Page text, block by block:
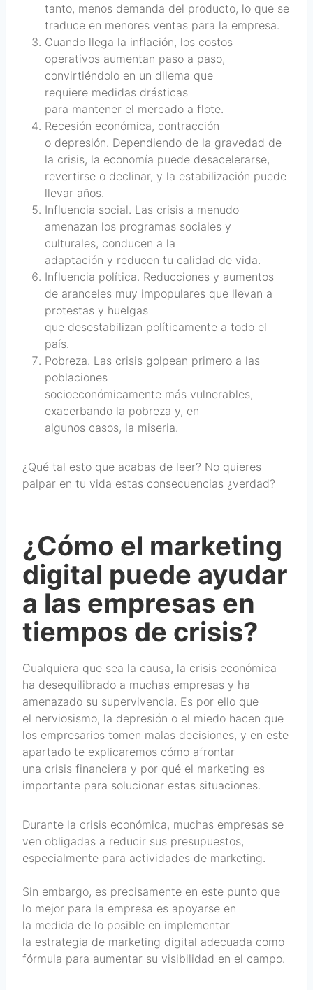
tanto, menos demanda del producto, lo que se
traduce en menores ventas para la empresa.
Cuando llega la inflación, los costos
operativos aumentan paso a paso,
convirtiéndolo en un dilema que
requiere medidas drásticas
para mantener el mercado a flote.
Recesión económica, contracción
o depresión. Dependiendo de la gravedad de
la crisis, la economía puede desacelerarse,
revertirse o declinar, y la estabilización puede
llevar años.
Influencia social. Las crisis a menudo
amenazan los programas sociales y
culturales, conducen a la
adaptación y reducen tu calidad de vida.
Influencia política. Reducciones y aumentos
de aranceles muy impopulares que llevan a
protestas y huelgas
que desestabilizan políticamente a todo el
país.
Pobreza. Las crisis golpean primero a las
poblaciones
socioeconómicamente más vulnerables,
exacerbando la pobreza y, en
algunos casos, la miseria.
¿Qué tal esto que acabas de leer? No quieres
palpar en tu vida estas consecuencias ¿verdad?
¿Cómo el marketing
digital puede ayudar
a las empresas en
tiempos de crisis?
Cualquiera que sea la causa, la crisis económica
ha desequilibrado a muchas empresas y ha
amenazado su supervivencia. Es por ello que
el nerviosismo, la depresión o el miedo hacen que
los empresarios tomen malas decisiones, y en este
apartado te explicaremos cómo afrontar
una crisis financiera y por qué el marketing es
importante para solucionar estas situaciones.
Durante la crisis económica, muchas empresas se
ven obligadas a reducir sus presupuestos,
especialmente para actividades de marketing.
Sin embargo, es precisamente en este punto que
lo mejor para la empresa es apoyarse en
la medida de lo posible en implementar
la estrategia de marketing digital adecuada como
fórmula para aumentar su visibilidad en el campo.